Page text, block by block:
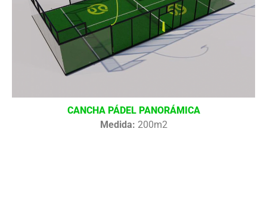
CANCHA PÁDEL PANORÁMICA
Medida: 200m2